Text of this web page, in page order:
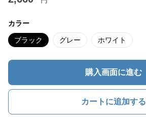
カラー
ブラック グレー ホワイト
購入画面に進む
カートに追加する